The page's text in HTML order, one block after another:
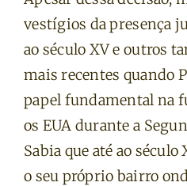
vestígios da presença
ao século XV e outros
mais recentes quando
papel fundamental na
os EUA durante a
Sabia que até ao
o seu próprio bairro